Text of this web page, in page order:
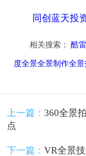
同创蓝天投
相关搜索： 酷
度全景全景制作全
上一篇： 360全景
点
下一篇： VR全景